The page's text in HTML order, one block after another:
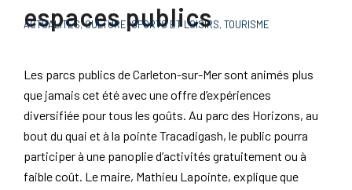
espaces publics
ACTUALITÉS,CULTURE,SPORTS ET LOISIRS, TOURISME
Les parcs publics de Carleton-sur-Mer sont animés plus
que jamais cet été avec une offre d’expériences
diversifiée pour tous les goûts. Au parc des Horizons, au
bout du quai et à la pointe Tracadigash, le public pourra
participer à une panoplie d’activités gratuitement ou à
faible coût. Le maire, Mathieu Lapointe, explique que